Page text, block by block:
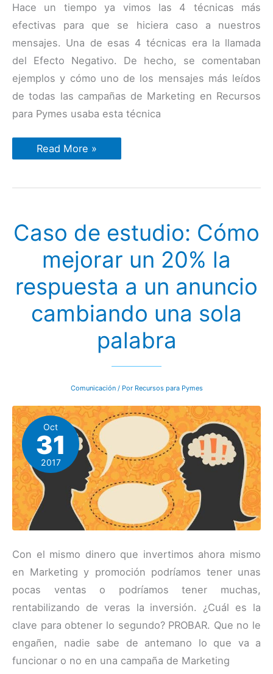
Hace un tiempo ya vimos las 4 técnicas más
efectivas para que se hiciera caso a nuestros
mensajes. Una de esas 4 técnicas era la llamada
del Efecto Negativo. De hecho, se comentaban
ejemplos y cómo uno de los mensajes más leídos
de todas las campañas de Marketing en Recursos
para Pymes usaba esta técnica
Cómo
aplicar
táctica
para
que
lean
nuestros
mensajes
Read More »
Caso de estudio: Cómo
mejorar un 20% la
respuesta a un anuncio
cambiando una sola
palabra
Comunicación/ Por Recursos para Pymes
Oct
31
2017
Con el mismo dinero que invertimos ahora mismo
en Marketing y promoción podríamos tener unas
pocas ventas o podríamos tener muchas,
rentabilizando de veras la inversión. ¿Cuál es la
clave para obtener lo segundo? PROBAR. Que no le
engañen, nadie sabe de antemano lo que va a
funcionar o no en una campaña de Marketing